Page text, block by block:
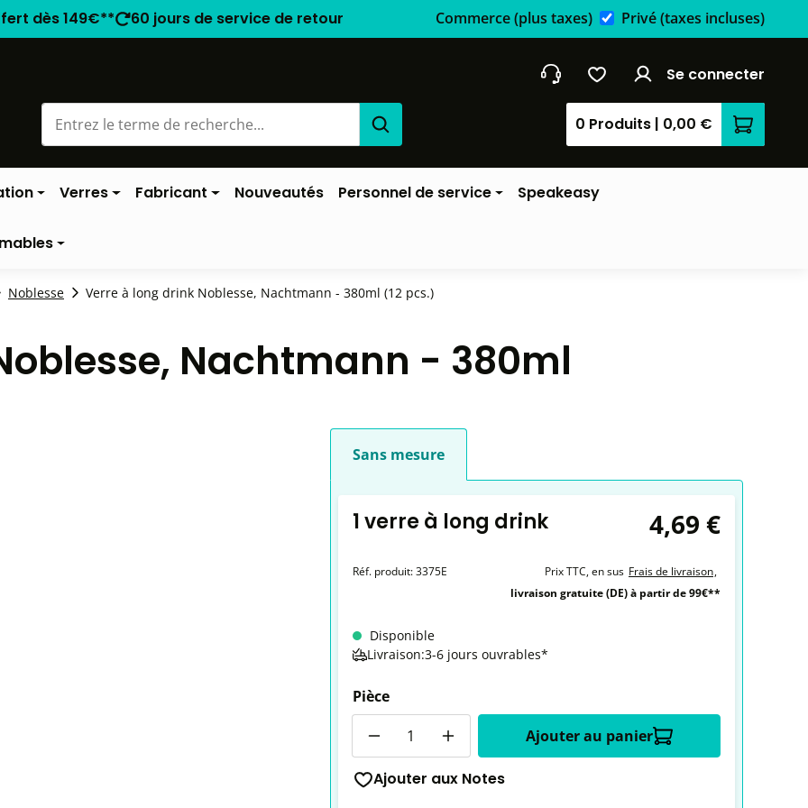
dès 149€** 60 jours de service de retour Commerce(plus taxes) Privé(taxes incluses)
Se connecter
0 Produits | 0,00 € Le
Verres Fabricant Nouveautés Personnel de service Speakeasy
Noblesse Verre à long drink Noblesse, Nachtmann - 380ml (12 pcs.)
Nachtmann - 380ml
Sans mesure
1 verre à long drink 4,69 €
Réf. produit:3375E Prix TTC, en sus Frais de livraison,
livraison gratuite (DE) à partir de 99€**
Disponible
Livraison:3-6 jours ouvrables*
Pièce
Ajouter au panier
Ajouter aux Notes